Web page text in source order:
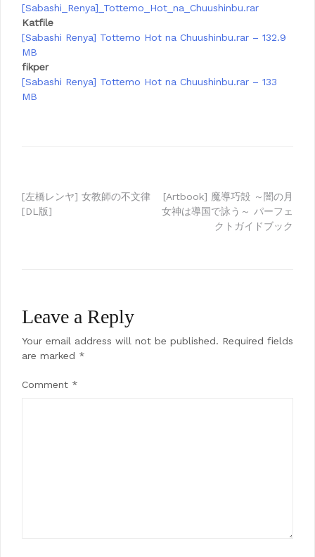
[Sabashi_Renya]_Tottemo_Hot_na_Chuushinbu.rar
Katfile
[Sabashi Renya] Tottemo Hot na Chuushinbu.rar – 132.9
MB
fikper
[Sabashi Renya] Tottemo Hot na Chuushinbu.rar – 133
MB
Post
[左橋レンヤ] 女教師の不文律
[DL版]
[Artbook] 魔導巧殻 ～闇の月
女神は導国で詠う～ パーフェ
クトガイドブック
Leave a Reply
Your email address will not be published. Required fields
are marked *
Comment *